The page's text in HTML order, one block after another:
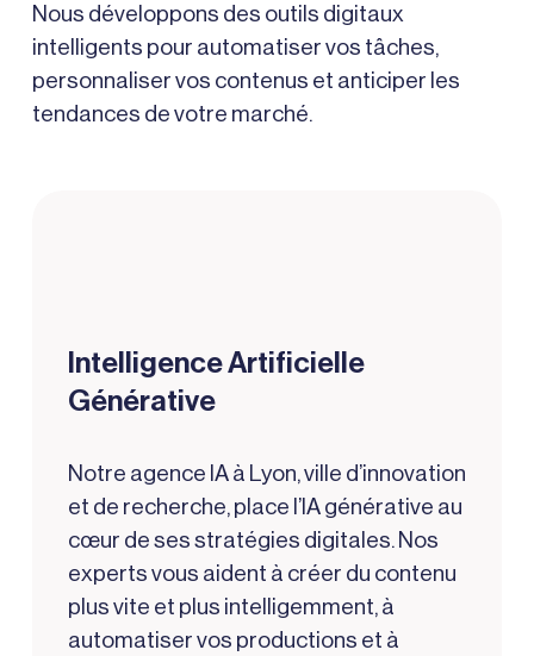
Nous développons des outils digitaux
intelligents pour automatiser vos tâches,
personnaliser vos contenus et anticiper les
tendances de votre marché.
Intelligence Artificielle
Générative
Notre agence IA à Lyon , ville d’innovation
et de recherche, place l’IA générative au
cœur de ses stratégies digitales. Nos
experts vous aident à créer du contenu
plus vite et plus intelligemment, à
automatiser vos productions et à